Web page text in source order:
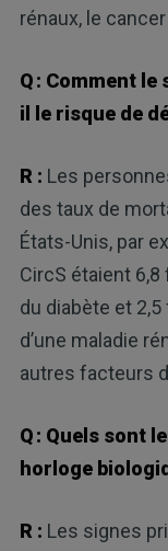
rénaux, le
Q : Comment
il le risque de
R : Les
des taux de
États-Unis, par
CircS étaient
du diabète et
d’une maladie
autres facteurs
Q : Quels sont
horloge
R : Les signes